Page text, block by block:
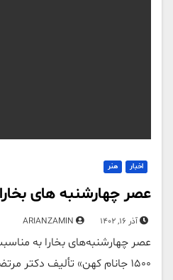
اخبار هنر
عصر چهارشنبه های بخارا
آذر 16, 1402
عصر چهارشنبه‌های بخارا به
۱۵۰۰ جانام کهن» تألیف دکتر